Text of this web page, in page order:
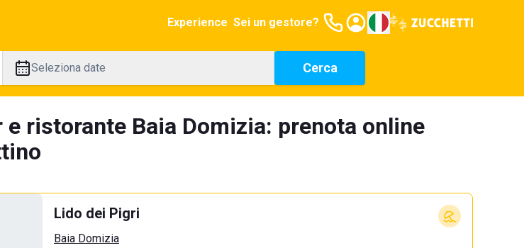
Experience Sei un gestore?
Seleziona date Cerca
e ristorante Baia Domizia: prenota online
Lido dei Pigri
Baia Domizia